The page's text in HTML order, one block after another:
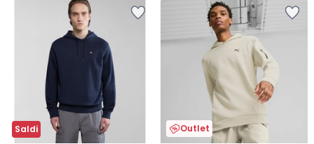
Saldi Outlet